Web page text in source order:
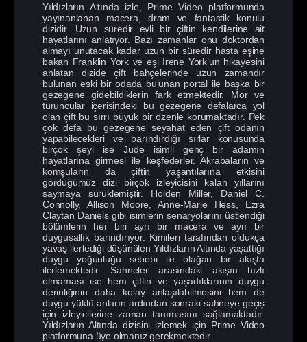
Yıldızların Altında izle, Prime Video platformunda
yayınanlanan macera, dram ve fantastik konulu
dizidir. Uzun süredir evli bir çiftin kendilerine ait
hayatlarını anlatıyor. Bazı zamanlar onu doktordan
almayı unutacak kadar uzun bir süredir hasta eşine
bakan Franklin York ve eşi Irene York’un hikayesini
anlatan dizide çift bahçelerinde uzun zamandır
bulunan eski bir odada bulunan portal ile başka bir
gezegene gidebildiklerin fark etmektedir. Mor ve
turuncular içerisindeki bu gezegene defalarca yol
olan çift bu sırrı büyük bir özenle korumaktadır. Pek
çok defa bu gezegene seyahat eden çift odanın
yapabilecekleri ve barındırdığı sırlar konusunda
birçok şeyi ise Jude isimli genç bir adamın
hayatlarına girmesi ile keşfederler. Akrabaların ve
komşuların da çiftin yaşantılarına etkisini
gördüğümüz dizi birçok izleyicisini kalan yıllarını
saymaya sürüklemiştir. Holden Miller, Daniel C.
Connolly, Allison Moore, Anne-Marie Hess, Ezra
Claytan Daniels gibi isimlerin senaryolarını üstlendiği
bölümlerin her biri ayrı bir macera ve ayrı bir
duygusallık barındırıyor. Kimileri tarafından oldukça
yavaş ilerlediği düşünülen Yıldızların Altında yaşattığı
duygu yoğunluğu sebebi ile olağan bir akışta
ilerlemektedir. Sahneler arasındaki akışın hızlı
olmaması ise hem çiftin ve yaşadıklarının duygu
derinliğinin daha kolay anlaşılabilmesini hem de
duygu yüklü anların ardından sonraki sahneye geçiş
için izleyicilerine zaman tanımasını sağlamaktadır.
Yıldızların Altında dizisini izlemek için Prime Video
platformuna üye olmanız gerekmektedir.